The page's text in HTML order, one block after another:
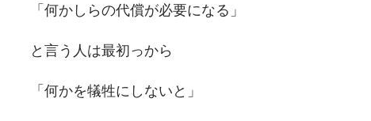
「何かしらの代償が必要になる」
と言う人は最初っから
「何かを犠牲にしないと」